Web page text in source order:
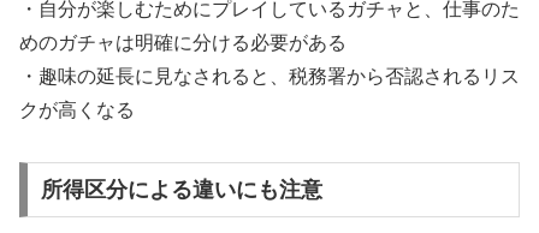
・自分が楽しむためにプレイしているガチャと、仕事のた
めのガチャは明確に分ける必要がある
・趣味の延長に見なされると、税務署から否認されるリス
クが高くなる
所得区分による違いにも注意